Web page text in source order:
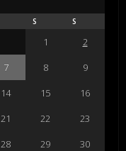
S S
1
2
7 8
9
14 15
16
21 22
23
28 29
30